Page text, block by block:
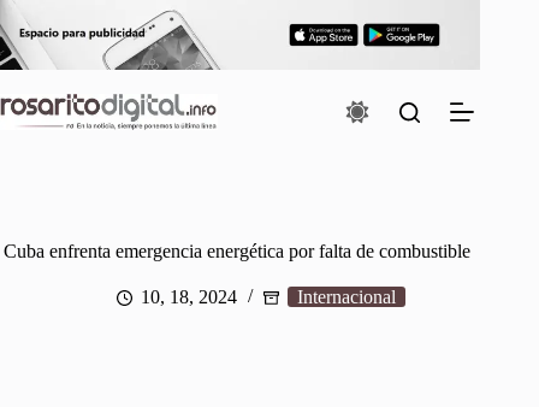
al
contenido
Cuba enfrenta emergencia energética por falta de combustible
10, 18, 2024 Internacional